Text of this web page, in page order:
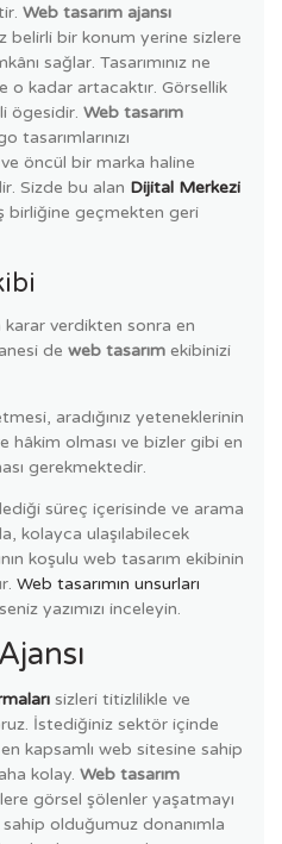
Web tasarım ajansı
belirli bir konum yerine sizlere
sağlar. Tasarımınız ne
o kadar artacaktır. Görsellik
ögesidir. Web tasarım
tasarımlarınızı
öncül bir marka haline
Sizde bu alan Dijital Merkezi
birliğine geçmekten geri
karar verdikten sonra en
de web tasarım ekibinizi
aradığınız yeteneklerinin
hâkim olması ve bizler gibi en
gerekmektedir.
süreç içerisinde ve arama
kolayca ulaşılabilecek
koşulu web tasarım ekibinin
Web tasarımın unsurları
yazımızı inceleyin.
sizleri titizlilikle ve
İstediğiniz sektör içinde
kapsamlı web sitesine sahip
kolay. Web tasarım
görsel şölenler yaşatmayı
olduğumuz donanımla